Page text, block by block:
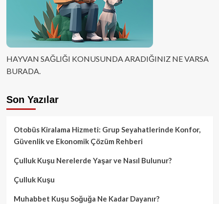
HAYVAN SAĞLIĞI KONUSUNDA ARADIĞINIZ NE VARSA
BURADA.
Son Yazılar
Otobüs Kiralama Hizmeti: Grup Seyahatlerinde Konfor,
Güvenlik ve Ekonomik Çözüm Rehberi
Çulluk Kuşu Nerelerde Yaşar ve Nasıl Bulunur?
Çulluk Kuşu
Muhabbet Kuşu Soğuğa Ne Kadar Dayanır?